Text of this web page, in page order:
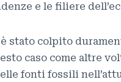
e le filiere
stato colpito
caso come altre
fonti fossili